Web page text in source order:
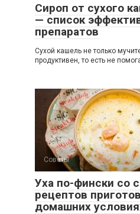
Сироп от сухого
— список
препаратов
Сухой кашель не только
продуктивен, то есть не
Советы
Уха по-фински со
рецептов
домашних